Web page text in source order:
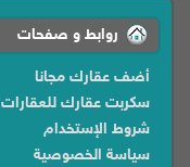
روابط و صفحات
أضف عقارك مجانا
سكربت عقارك للعقارات
شروط الإستخدام
سياسة الخصوصية